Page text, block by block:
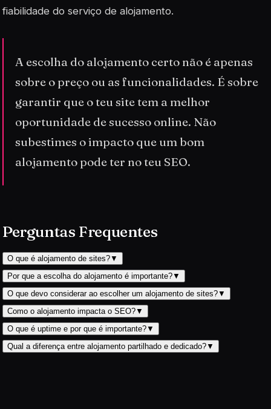
fiabilidade do serviço de alojamento.
A escolha do alojamento certo não é apenas
sobre o preço ou as funcionalidades. É sobre
garantir que o teu site tem a melhor
oportunidade de sucesso online. Não
subestimes o impacto que um bom
alojamento pode ter no teu SEO.
Perguntas Frequentes
O que é alojamento de sites?▼
Por que a escolha do alojamento é importante?▼
O que devo considerar ao escolher um alojamento de sites?▼
Como o alojamento impacta o SEO?▼
O que é uptime e por que é importante?▼
Qual a diferença entre alojamento partilhado e dedicado?▼